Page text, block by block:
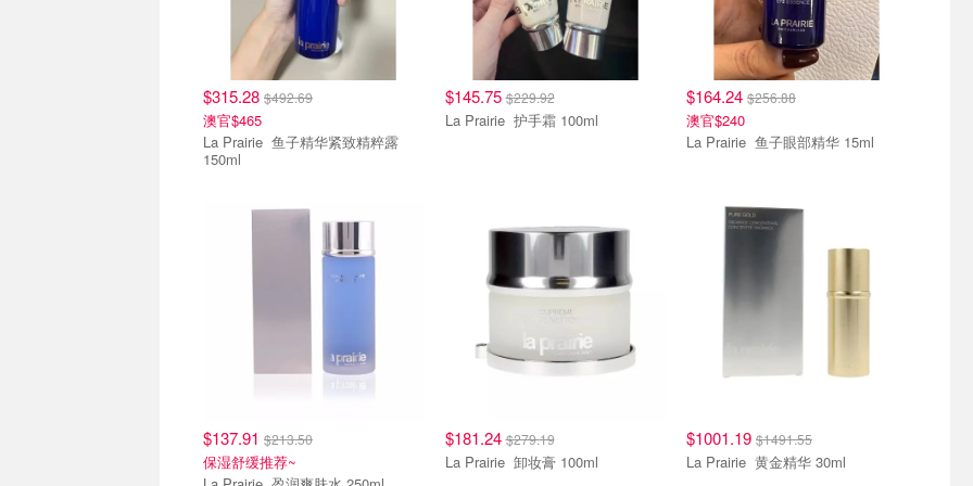
$315.28 $492.69
澳官$465
La Prairie 鱼子精华紧致精粹露
150ml
$145.75$229.92
La Prairie 护手霜 100ml
$164.24 $256.88
澳官$240
La Prairie 鱼子眼部精华 15ml
$137.91 $213.50
保湿舒缓推荐~
$181.24$279.19
La Prairie 卸妆膏 100ml
$1001.19 $1491.55
La Prairie 黄金精华 30ml